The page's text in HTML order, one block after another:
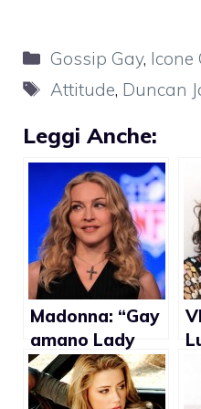
Categorie
Gossip Gay, Icone
Tag
Attitude, Duncan
Leggi Anche:
Madonna: “Gay
amano Lady
Gaga? Mica è
Britney Spears”